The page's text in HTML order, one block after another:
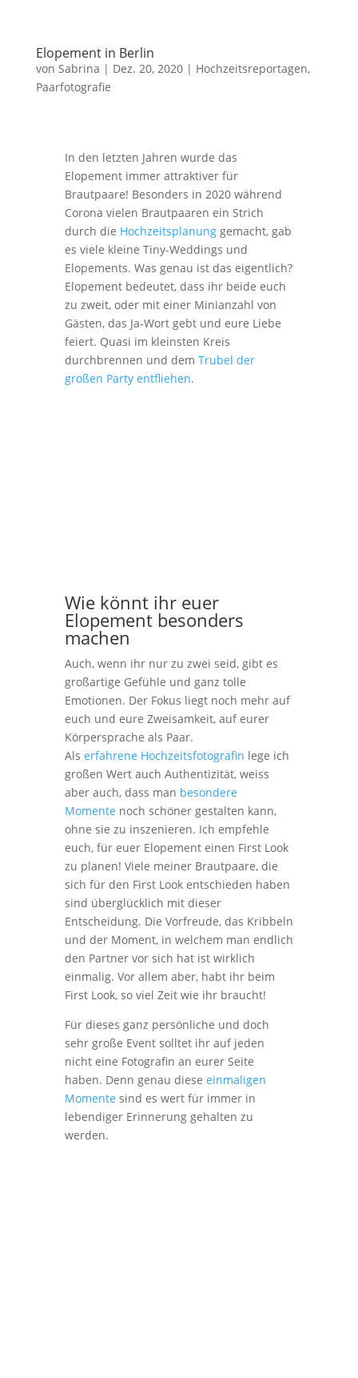
Elopement in Berlin
von Sabrina | Dez. 20, 2020| Hochzeitsreportagen,
Paarfotografie
In den letzten Jahren wurde das
Elopement immer attraktiver für
Brautpaare! Besonders in 2020 während
Corona vielen Brautpaaren ein Strich
durch die Hochzeitsplanunggemacht, gab
es viele kleine Tiny-Weddings und
Elopements. Was genau ist das eigentlich?
Elopement bedeutet, dass ihr beide euch
zu zweit, oder mit einer Minianzahl von
Gästen, das Ja-Wort gebt und eure Liebe
feiert. Quasi im kleinsten Kreis
durchbrennen und dem Trubel der
großen Party entfliehen.
Wie könnt ihr euer
Elopement besonders
machen
Auch, wenn ihr nur zu zwei seid, gibt es
großartige Gefühle und ganz tolle
Emotionen. Der Fokus liegt noch mehr auf
euch und eure Zweisamkeit, auf eurer
Körpersprache als Paar.
Als erfahrene Hochzeitsfotografin lege ich
großen Wert auch Authentizität, weiss
aber auch, dass man besondere
Momente noch schöner gestalten kann,
ohne sie zu inszenieren. Ich empfehle
euch, für euer Elopement einen First Look
zu planen! Viele meiner Brautpaare, die
sich für den First Look entschieden haben
sind überglücklich mit dieser
Entscheidung. Die Vorfreude, das Kribbeln
und der Moment, in welchem man endlich
den Partner vor sich hat ist wirklich
einmalig. Vor allem aber, habt ihr beim
First Look, so viel Zeit wie ihr braucht!
Für dieses ganz persönliche und doch
sehr große Event solltet ihr auf jeden
nicht eine Fotografin an eurer Seite
haben. Denn genau diese einmaligen
Momente sind es wert für immer in
lebendiger Erinnerung gehalten zu
werden.